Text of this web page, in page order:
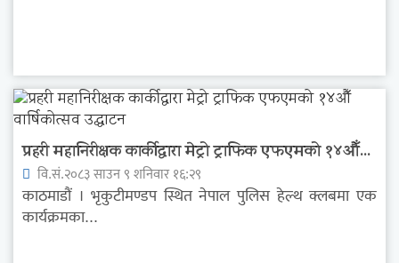
प्रहरी महानिरीक्षक कार्कीद्वारा मेट्रो ट्राफिक एफएमको १४औँ...
वि.सं.२०८३ साउन ९ शनिवार १६:२९
काठमाडौं । भृकुटीमण्डप स्थित नेपाल पुलिस हेल्थ क्लबमा एक
कार्यक्रमका...